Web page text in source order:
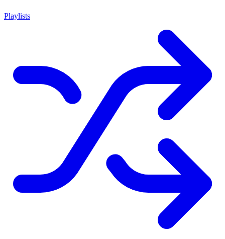
Playlists